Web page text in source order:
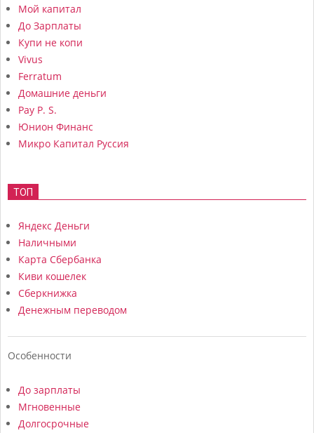
Мой капитал
До Зарплаты
Купи не копи
Vivus
Ferratum
Домашние деньги
Pay P. S.
Юнион Финанс
Микро Капитал Руссия
ТОП
Яндекс Деньги
Наличными
Карта Сбербанка
Киви кошелек
Сберкнижка
Денежным переводом
Особенности
До зарплаты
Мгновенные
Долгосрочные